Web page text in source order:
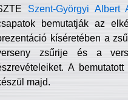
Szent-Györgyi Albert
bemutatják az
kíséretében a
zsűrije és a
A
majd.